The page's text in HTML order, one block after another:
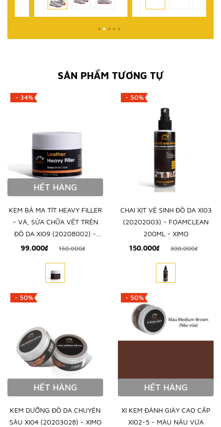
SẢN PHẨM TƯƠNG TỰ
- 34%
HẾT HÀNG
KEM BẢ MA TÍT HEAVY FILLER
- VÁ, SỬA CHỮA VẾT TRÊN
ĐỒ DA XI09 (20208002) -
XIMO
99.000₫ 150.000₫
- 50%
CHAI XỊT VỆ SINH ĐỒ DA XI03
(20202003) - FOAMCLEAN
200ML - XIMO
150.000₫
300.000₫
- 50%
HẾT HÀNG
KEM DƯỠNG ĐỒ DA CHUYÊN
SÂU XI04 (20203028) - XIMO
- 50%
HẾT HÀNG
XI KEM ĐÁNH GIÀY CAO CẤP
XI02-5 - MÀU NÂU VỪA